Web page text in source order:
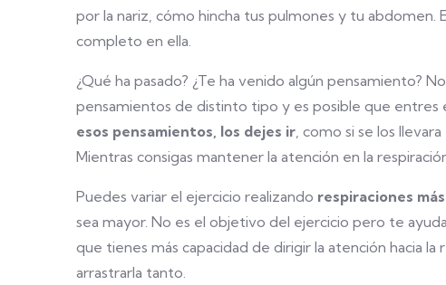
por la nariz, cómo hincha tus pulmones y tu
completo en ella.
¿Qué ha pasado? ¿Te ha venido algún pensamiento?
pensamientos de distinto tipo y es posible que entres
esos pensamientos, los dejes ir , como si se los
Mientras consigas mantener la atención en la
Puedes variar el ejercicio realizando respiraciones
sea mayor. No es el objetivo del ejercicio pero te
que tienes más capacidad de dirigir la atención hacia
arrastrarla tanto.